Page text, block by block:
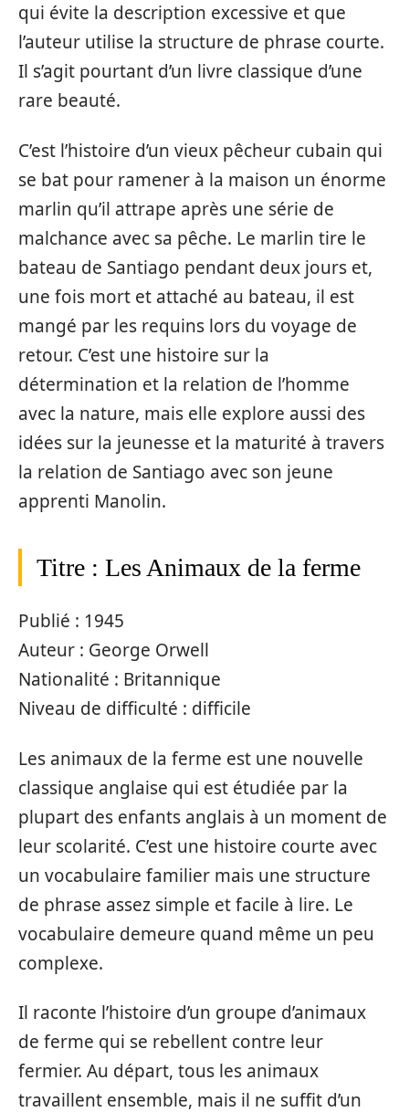
qui évite la description excessive et que
l’auteur utilise la structure de phrase courte.
Il s’agit pourtant d’un livre classique d’une
rare beauté.
C’est l’histoire d’un vieux pêcheur cubain qui
se bat pour ramener à la maison un énorme
marlin qu’il attrape après une série de
malchance avec sa pêche. Le marlin tire le
bateau de Santiago pendant deux jours et,
une fois mort et attaché au bateau, il est
mangé par les requins lors du voyage de
retour. C’est une histoire sur la
détermination et la relation de l’homme
avec la nature, mais elle explore aussi des
idées sur la jeunesse et la maturité à travers
la relation de Santiago avec son jeune
apprenti Manolin.
Titre : Les Animaux de la ferme
Publié : 1945
Auteur : George Orwell
Nationalité : Britannique
Niveau de difficulté : difficile
Les animaux de la ferme est une nouvelle
classique anglaise qui est étudiée par la
plupart des enfants anglais à un moment de
leur scolarité. C’est une histoire courte avec
un vocabulaire familier mais une structure
de phrase assez simple et facile à lire. Le
vocabulaire demeure quand même un peu
complexe.
Il raconte l’histoire d’un groupe d’animaux
de ferme qui se rebellent contre leur
fermier. Au départ, tous les animaux
travaillent ensemble, mais il ne suffit d’un